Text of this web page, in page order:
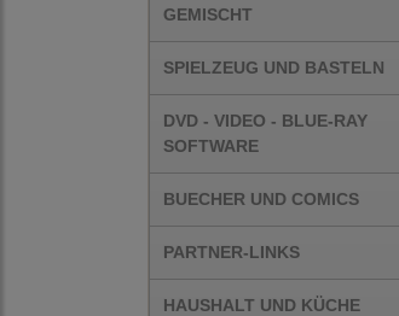
GEMISCHT
SPIELZEUG UND BASTELN
DVD - VIDEO - BLUE-RAY
SOFTWARE
BUECHER UND COMICS
PARTNER-LINKS
HAUSHALT UND KÜCHE